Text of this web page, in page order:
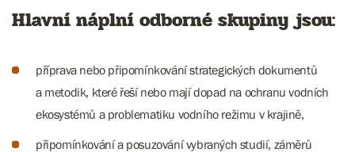
Hlavní náplní odborné skupiny jsou:
příprava nebo připomínkování strategických dokumentů
a metodik, které řeší nebo mají dopad na ochranu vodních
ekosystémů a problematiku vodního režimu v krajině,
připomínkování a posuzování vybraných studií, záměrů